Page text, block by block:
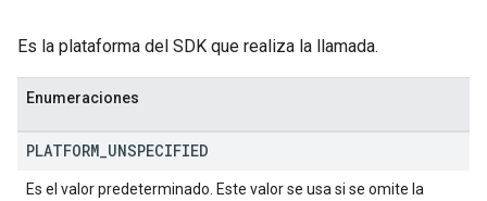
Es la plataforma del SDK que realiza la llamada.
Enumeraciones
PLATFORM UNSPECIFIED
Es el valor predeterminado. Este valor se usa si se omite la